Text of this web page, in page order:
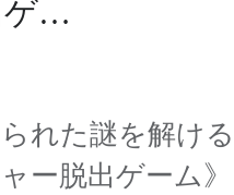
ー
-フ
れた謎を解け
ー脱出ゲーム